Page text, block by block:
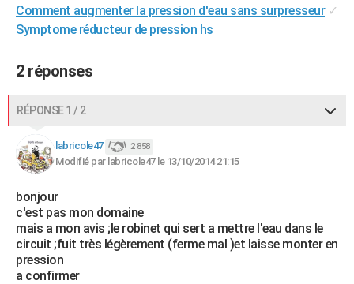
COPAINS D'AVANT
Bricolage
Lifestyle
Culture
Sport
Auto
Television
Voyage
Cinema
Comment augmenter la pression d'eau sans surpresseur ✓
Symptome réducteur de pression hs
2 réponses
RÉPONSE 1 / 2
labricole47 2 858
Modifié par labricole47 le 13/10/2014 21:15
bonjour
c'est pas mon domaine
mais a mon avis ;le robinet qui sert a mettre l'eau dans le
circuit ;fuit très légèrement (ferme mal )et laisse monter en
pression
a confirmer